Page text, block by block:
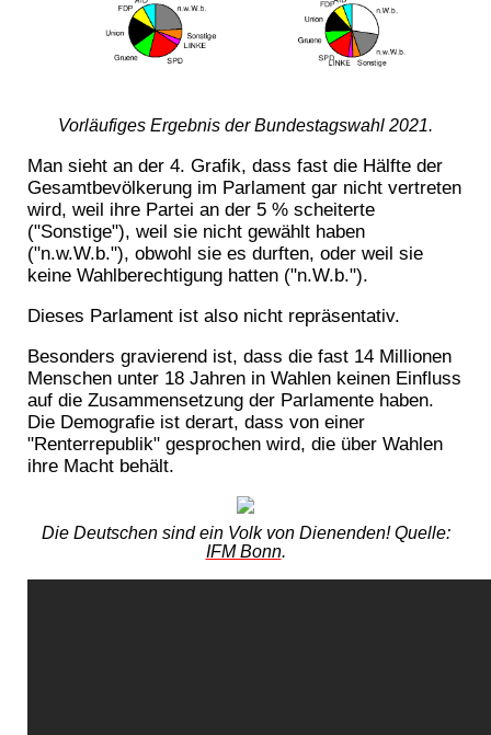
Vorläufiges Ergebnis der Bundestagswahl 2021.
Man sieht an der 4. Grafik, dass fast die Hälfte der
Gesamtbevölkerung im Parlament gar nicht vertreten
wird, weil ihre Partei an der 5 % scheiterte
("Sonstige"), weil sie nicht gewählt haben
("n.w.W.b."), obwohl sie es durften, oder weil sie
keine Wahlberechtigung hatten ("n.W.b.").
Dieses Parlament ist also nicht repräsentativ.
Besonders gravierend ist, dass die fast 14 Millionen
Menschen unter 18 Jahren in Wahlen keinen Einfluss
auf die Zusammensetzung der Parlamente haben.
Die Demografie ist derart, dass von einer
"Renterrepublik" gesprochen wird, die über Wahlen
ihre Macht behält.
Die Deutschen sind ein Volk von Dienenden! Quelle:
IFM Bonn.